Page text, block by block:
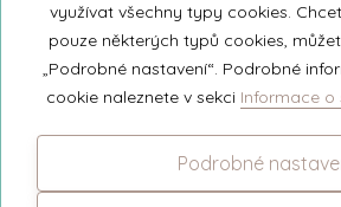
+420 571 651
Facebook
Instagram
využívat všechny typy cookies.
pouze některých typů cookies,
„Podrobné nastavení“. Podrobné
cookie naleznete v sekci Informace
Podrobné